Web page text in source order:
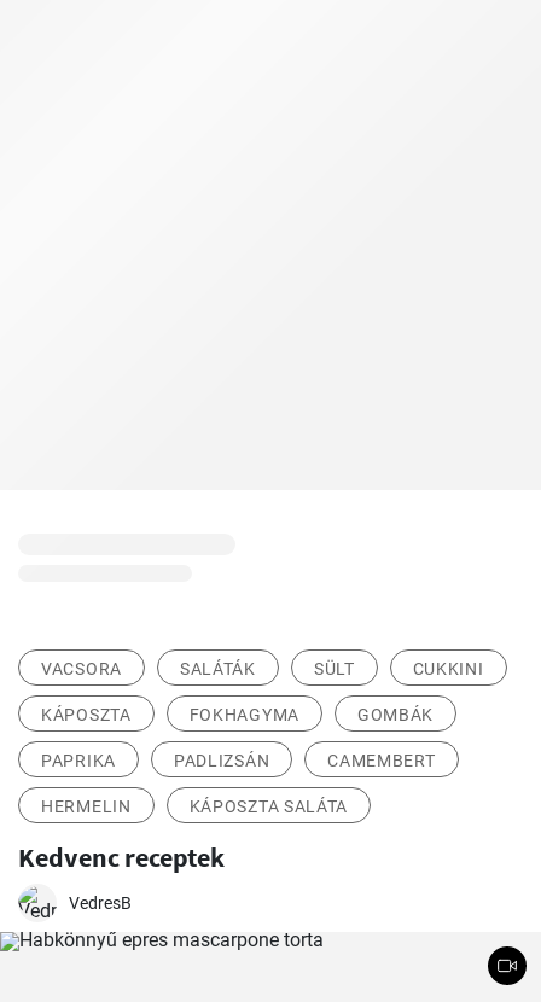
VACSORA SALÁTÁK SÜLT CUKKINI
KÁPOSZTA FOKHAGYMA GOMBÁK
PAPRIKA PADLIZSÁN CAMEMBERT
HERMELIN KÁPOSZTA SALÁTA
Kedvenc receptek
VedresB